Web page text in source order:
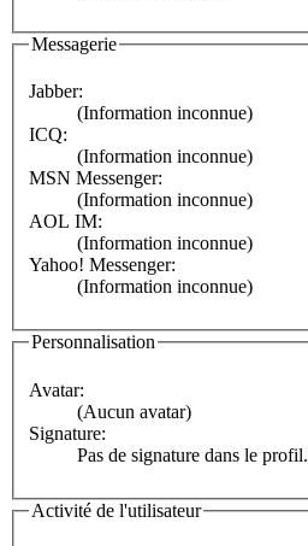
Messagerie
Jabber:
(Information inconnue)
ICQ:
(Information inconnue)
MSN Messenger:
(Information inconnue)
AOL IM:
(Information inconnue)
Yahoo! Messenger:
(Information inconnue)
Personnalisation
Avatar:
(Aucun avatar)
Signature:
Pas de signature dans le profil.
Activité de l'utilisateur